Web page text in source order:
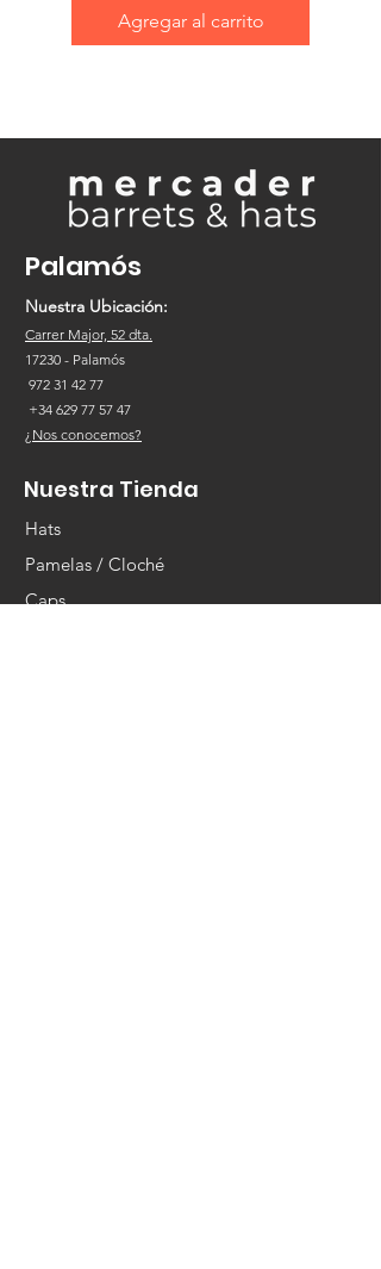
Agregar al carrito
Palamós
Nuestra Ubicación:
Carrer Major, 52 dta.
17230 - Palamós
972 31 42 77
+34 629 77 57 47
¿Nos conocemos?
Nuestra Tienda
Hats
Pamelas / Cloché
Caps